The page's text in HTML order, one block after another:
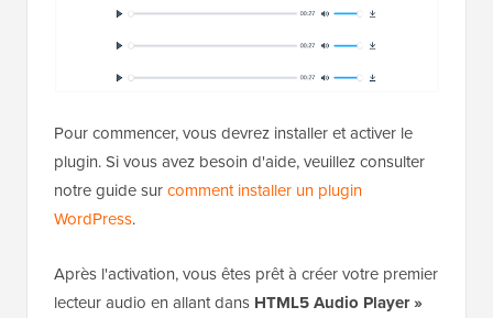
Pour commencer, vous devrez installer et activer le
plugin. Si vous avez besoin d'aide, veuillez consulter
notre guide surcomment installer un plugin
WordPress.
Après l'activation, vous êtes prêt à créer votre premier
lecteur audio en allant dans HTML5 Audio Player »